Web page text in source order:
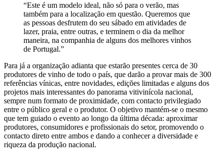
“Este é um modelo ideal, não só para o verão, mas
também para a localização em questão. Queremos que
as pessoas desfrutem do seu sábado em atividades de
lazer, praia, entre outras, e terminem o dia da melhor
maneira, na companhia de alguns dos melhores vinhos
de Portugal.”
Para já a organização adianta que estarão presentes cerca de 30
produtores de vinho de todo o país, que darão a provar mais de 300
referências vínicas, entre novidades, edições limitadas e alguns dos
projetos mais interessantes do panorama vitivinícola nacional,
sempre num formato de proximidade, com contacto privilegiado
entre o público geral e o produtor. O objetivo mantém-se o mesmo
que tem guiado o evento ao longo da última década: aproximar
produtores, consumidores e profissionais do setor, promovendo o
contacto direto entre ambos e dando a conhecer a diversidade e
riqueza da produção nacional.